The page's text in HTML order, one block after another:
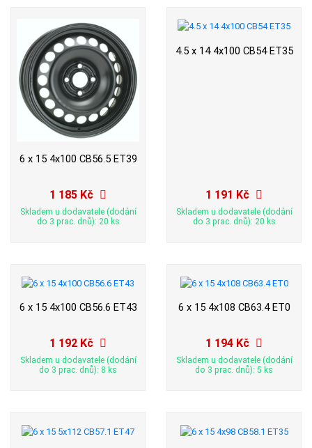
6 x 15 4x100 CB56.5 ET39
1 185 Kč
Skladem u dodavatele (dodání
do 3 prac. dnů): 20 ks
4.5 x 14 4x100 CB54 ET35
1 191 Kč
Skladem u dodavatele (dodání
do 3 prac. dnů): 20 ks
6 x 15 4x100 CB56.6 ET43
1 192 Kč
Skladem u dodavatele (dodání
do 3 prac. dnů): 8 ks
6 x 15 4x108 CB63.4 ET0
1 194 Kč
Skladem u dodavatele (dodání
do 3 prac. dnů): 5 ks